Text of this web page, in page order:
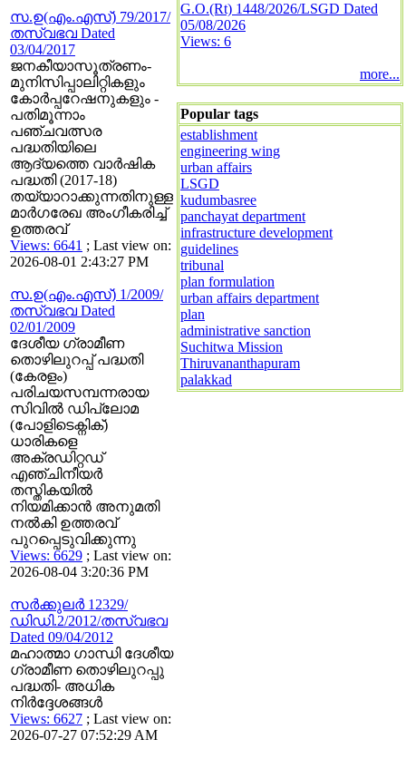
സ.ഉ(എം.എസ്) 79/2017/
തസ്വഭവ Dated
03/04/2017
ജനകീയാസൂത്രണം-
മുനിസിപ്പാലിറ്റികളും
കോര്‍പ്പറേഷനുകളും -
പതിമൂന്നാം
പഞ്ചവത്സര
പദ്ധതിയിലെ
ആദ്യത്തെ വാര്‍ഷിക
പദ്ധതി (2017-18)
തയ്യാറാക്കുന്നതിനുള്ള
മാര്‍ഗരേഖ അംഗീകരിച്ച്
ഉത്തരവ്
Views: 6641 ; Last view on:
2026-08-01 2:43:27 PM
സ.ഉ(എം.എസ്) 1/2009/
തസ്വഭവ Dated
02/01/2009
ദേശീയ ഗ്രാമീണ
തൊഴിലുറപ്പ് പദ്ധതി
(കേരളം)
പരിചയസമ്പന്നരായ
സിവില്‍ ഡിപ്ലോമ
(പോളിടെക്നിക്)
ധാരികളെ
അക്രഡിറ്റഡ്
എഞ്ചിനീയര്‍
തസ്തികയില്‍
നിയമിക്കാന്‍ അനുമതി
നല്‍കി ഉത്തരവ്
പുറപ്പെടുവിക്കുന്നു
Views: 6629 ; Last view on:
2026-08-04 3:20:36 PM
സര്‍ക്കുലര്‍ 12329/
ഡിഡി.2/2012/തസ്വഭവ
Dated 09/04/2012
മഹാത്മാ ഗാന്ധി ദേശീയ
ഗ്രാമീണ തൊഴിലുറപ്പു
പദ്ധതി- അധിക
നിര്‍ദ്ദേശങ്ങള്‍
Views: 6627 ; Last view on:
2026-07-27 07:52:29 AM
G.O.(Rt) 1448/2026/LSGD Dated
05/08/2026
Views: 6
more...
Popular tags
establishment
engineering wing
urban affairs
LSGD
kudumbasree
panchayat department
infrastructure development
guidelines
tribunal
plan formulation
urban affairs department
plan
administrative sanction
Suchitwa Mission
Thiruvananthapuram
palakkad